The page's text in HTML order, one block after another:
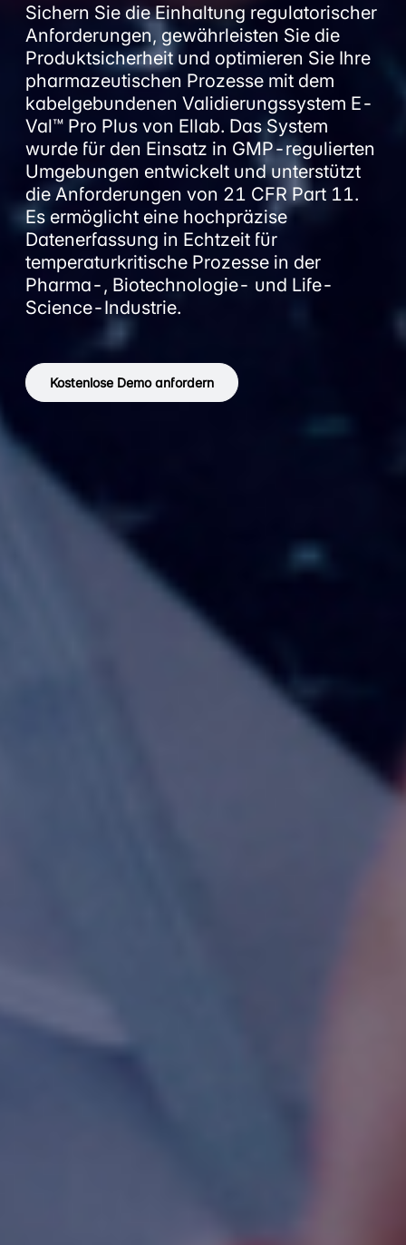
Sichern Sie die Einhaltung regulatorischer
Anforderungen, gewährleisten Sie die
Produktsicherheit und optimieren Sie Ihre
pharmazeutischen Prozesse mit dem
kabelgebundenen Validierungssystem E-
Val™ Pro Plus von Ellab. Das System
wurde für den Einsatz in GMP-regulierten
Umgebungen entwickelt und unterstützt
die Anforderungen von 21 CFR Part 11.
Es ermöglicht eine hochpräzise
Datenerfassung in Echtzeit für
temperaturkritische Prozesse in der
Pharma-, Biotechnologie- und Life-
Science-Industrie.
Kostenlose Demo anfordern